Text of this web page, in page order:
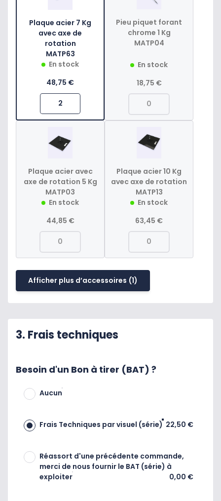
Plaque acier 7 Kg
avec axe de
rotation
MATP63
En stock
48,75 €
Pieu piquet forant
chrome 1 Kg
MATP04
En stock
18,75 €
Plaque acier avec
axe de rotation 5 Kg
MATP03
En stock
44,85 €
Plaque acier 10 Kg
avec axe de rotation
MATP13
En stock
63,45 €
Afficher plus d’accessoires (1)
3. Frais techniques
Besoin d'un Bon à tirer (BAT) ?
Aucun
Frais Techniques par visuel (série) 22,50 €
Réassort d'une précédente commande,
merci de nous fournir le BAT (série) à
exploiter
0,00 €